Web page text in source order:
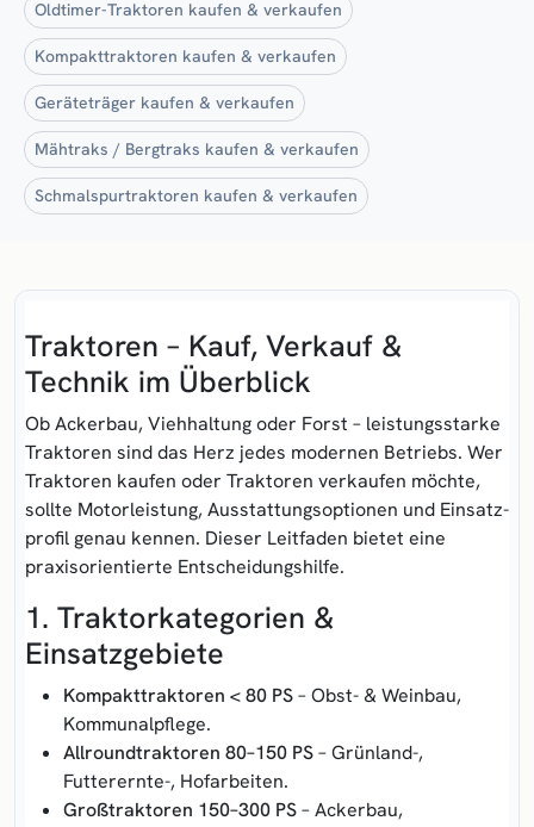
Oldtimer-Traktoren kaufen & verkaufen
Kompakttraktoren kaufen & verkaufen
Geräteträger kaufen & verkaufen
Mähtraks / Bergtraks kaufen & verkaufen
Schmalspurtraktoren kaufen & verkaufen
Traktoren – Kauf, Verkauf &
Technik im Überblick
Ob Ackerbau, Vieh­haltung oder Forst – leistungs­starke
Traktoren sind das Herz jedes modernen Betriebs. Wer
Traktoren kaufen oder Traktoren verkaufen möchte,
sollte Motor­leistung, Ausstat­tungs­optionen und Einsatz­
profil genau kennen. Dieser Leitfaden bietet eine
praxis­orientierte Entscheidungshilfe.
1. Traktorkategorien &
Einsatzgebiete
Kompakttraktoren < 80 PS– Obst- & Weinbau,
Kommunal­pflege.
Allroundtraktoren 80–150 PS– Grünland-,
Futterernte-, Hofarbeiten.
Großtraktoren 150–300 PS– Ackerbau,